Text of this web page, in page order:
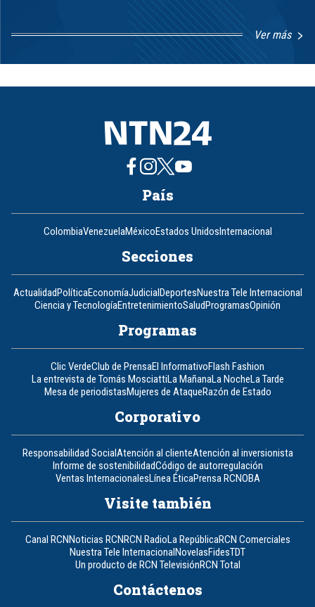
Ver más
8
País
ColombiaVenezuelaMéxicoEstados UnidosInternacional
Secciones
ActualidadPolíticaEconomíaJudicialDeportesNuestra Tele Internacional
Ciencia y TecnologíaEntretenimientoSaludProgramasOpinión
Programas
Clic VerdeClub de PrensaEl InformativoFlash Fashion
La entrevista de Tomás MosciattiLa MañanaLa NocheLa Tarde
Mesa de periodistasMujeres de AtaqueRazón de Estado
Corporativo
Responsabilidad SocialAtención al clienteAtención al inversionista
Informe de sostenibilidadCódigo de autorregulación
Ventas InternacionalesLínea ÉticaPrensa RCNOBA
Visite también
Canal RCNNoticias RCNRCN RadioLa RepúblicaRCN Comerciales
Nuestra Tele InternacionalNovelasFidesTDT
Un producto de RCN TelevisiónRCN Total
Contáctenos